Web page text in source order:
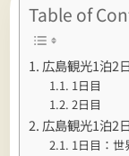
Table of
広島観光1泊2
1日目
2日目
広島観光1泊2
1日目：